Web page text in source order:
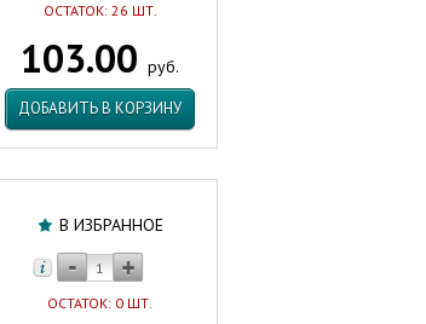
ОСТАТОК: 26 ШТ.
103.00 руб.
ДОБАВИТЬ В КОРЗИНУ
В ИЗБРАННОЕ
ОСТАТОК: 0 ШТ.